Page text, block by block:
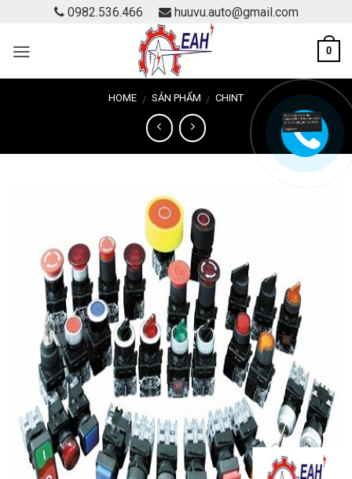
content
0982.536.466 huuvu.auto@gmail.com
0
HOME / SẢN PHẨM / CHINT